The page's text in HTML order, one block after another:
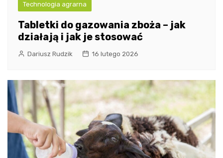
Technologia agrarna
Tabletki do gazowania zboża – jak
działają i jak je stosować
Dariusz Rudzik 16 lutego 2026